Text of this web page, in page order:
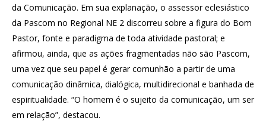
da Comunicação. Em sua explanação, o assessor eclesiástico
da Pascom no Regional NE 2 discorreu sobre a figura do Bom
Pastor, fonte e paradigma de toda atividade pastoral; e
afirmou, ainda, que as ações fragmentadas não são Pascom,
uma vez que seu papel é gerar comunhão a partir de uma
comunicação dinâmica, dialógica, multidirecional e banhada de
espiritualidade. “O homem é o sujeito da comunicação, um ser
em relação”, destacou.